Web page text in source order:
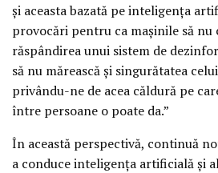
și aceasta bazată pe inteligența
provocări pentru ca mașinile să
răspândirea unui sistem de
să nu mărească și singurătatea
privându-ne de acea căldură pe
între persoane o poate da.”
În această perspectivă, continuă
a conduce inteligența artificială și